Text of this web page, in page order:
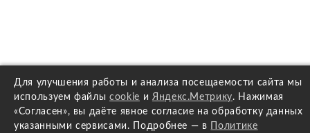
Для улучшения работы и анализа посещаемости сайта мы
используем файлыcookie и Яндекс.Метрику. Нажимая
«Согласен», вы даёте явное согласие на обработку данных
указанными сервисами. Подробнее — в
Политике